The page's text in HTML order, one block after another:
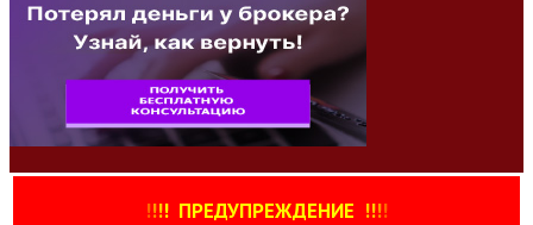
!!!! ПРЕДУПРЕЖДЕНИЕ !!!!